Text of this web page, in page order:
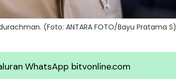
(Foto: ANTARA FOTO/Bayu Pratama S)
WhatsApp bitvonline.com